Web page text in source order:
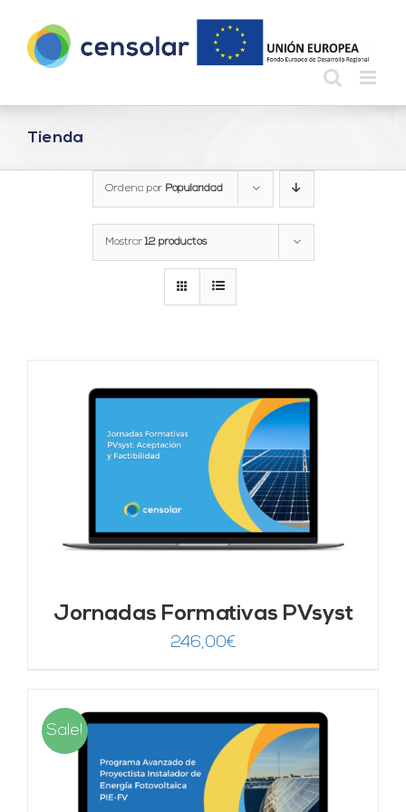
contenido
Tienda
Ordena por Popularidad
Mostrar12 productos
Jornadas Formativas PVsyst
246,00€
Sale!